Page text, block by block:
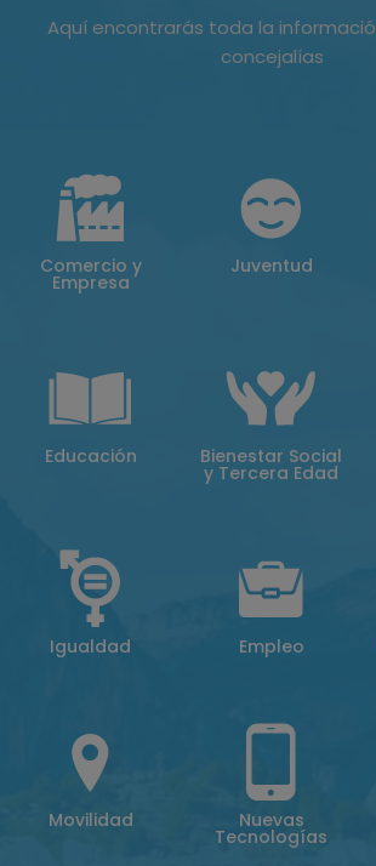
Aquí encontrarás toda la
concejalías
Comercio y
Empresa
Juventud
Educación Bienestar Social
y Tercera Edad
Igualdad Empleo
Movilidad Nuevas
Tecnologías